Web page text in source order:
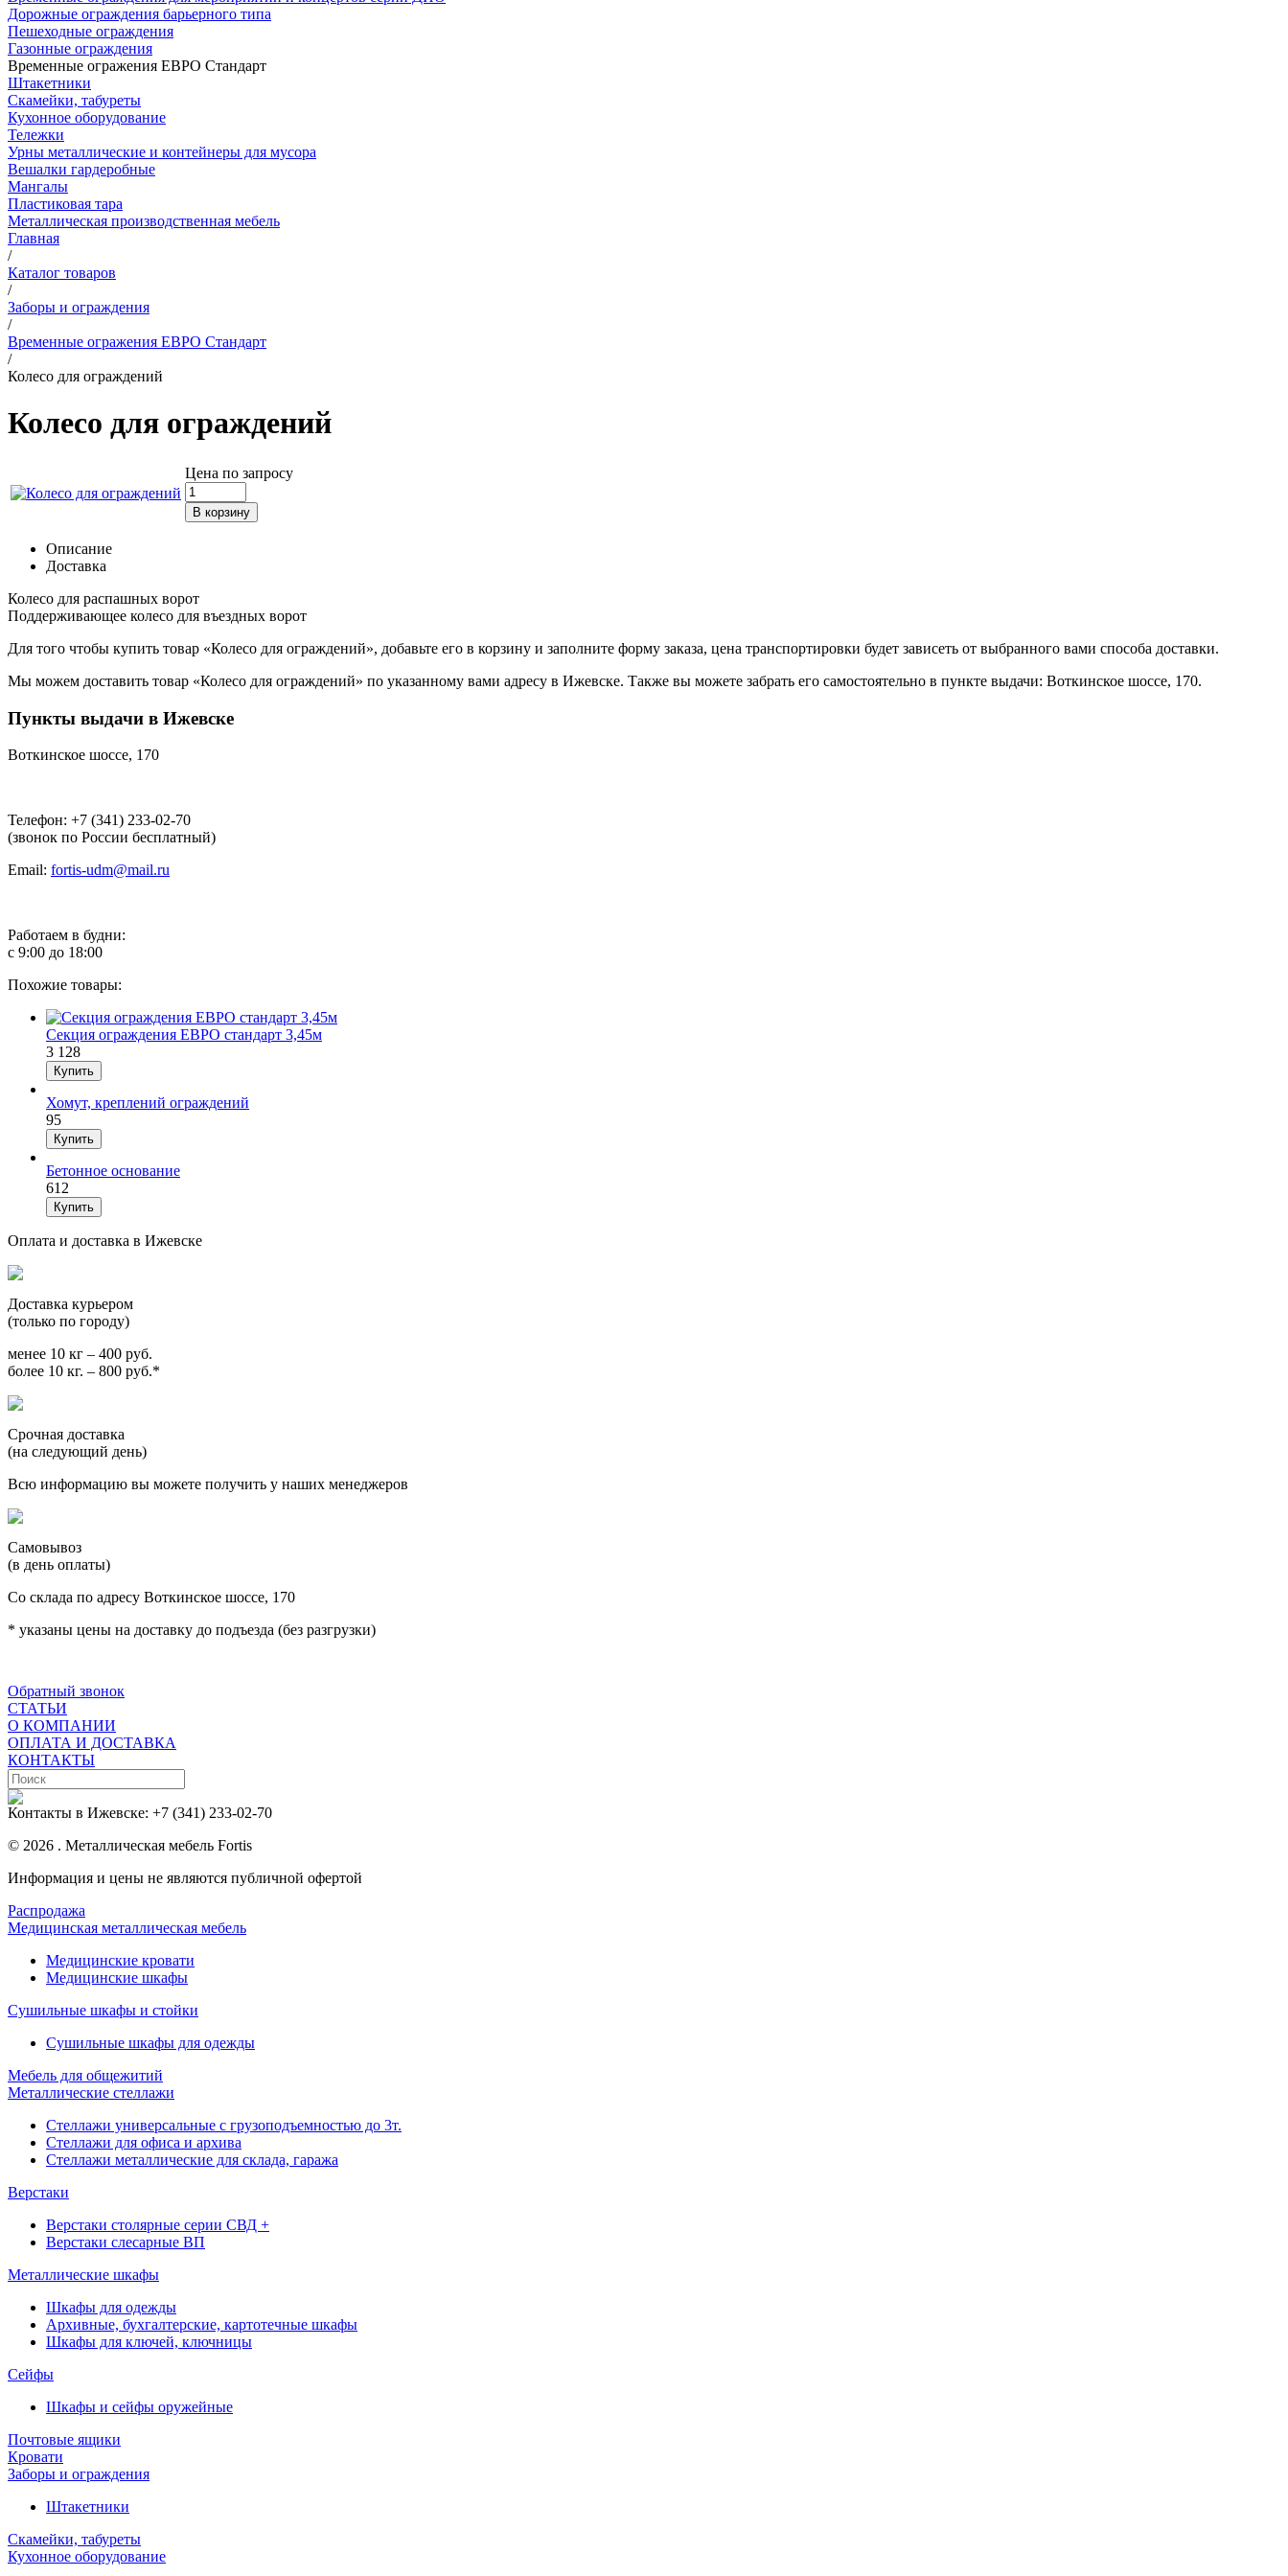
Дорожные ограждения барьерного типа
Пешеходные ограждения
Газонные ограждения
Временные огражения ЕВРО Стандарт
Штакетники
Скамейки, табуреты
Кухонное оборудование
Тележки
Урны металлические и контейнеры для мусора
Вешалки гардеробные
Мангалы
Пластиковая тара
Металлическая производственная мебель
Главная
/
Каталог товаров
/
Заборы и ограждения
/
Временные огражения ЕВРО Стандарт
/
Колесо для ограждений
Колесо для ограждений
Цена по запросу
Описание
Доставка
Колесо для распашных ворот
Поддерживающее колесо для въездных ворот
Для того чтобы купить товар «Колесо для ограждений», добавьте его в корзину и заполните форму заказа, цена транспортировки будет зависеть от выбранного вами способа доставки.
Мы можем доставить товар «Колесо для ограждений» по указанному вами адресу в Ижевске. Также вы можете забрать его самостоятельно в пункте выдачи: Воткинское шоссе, 170.
Пункты выдачи в Ижевске
Воткинское шоссе, 170
Телефон: +7 (341) 233-02-70
(звонок по России бесплатный)
Email: fortis-udm@mail.ru
Работаем в будни:
с 9:00 до 18:00
Похожие товары:
Секция ограждения ЕВРО стандарт 3,45м
3 128
Хомут, креплений ограждений
95
Бетонное основание
612
Оплата и доставка в Ижевске
Доставка курьером
(только по городу)
менее 10 кг – 400 руб.
более 10 кг. – 800 руб.*
Срочная доставка
(на следующий день)
Всю информацию вы можете получить у наших менеджеров
Самовывоз
(в день оплаты)
Со склада по адресу Воткинское шоссе, 170
* указаны цены на доставку до подъезда (без разгрузки)
Обратный звонок
СТАТЬИ
О КОМПАНИИ
ОПЛАТА И ДОСТАВКА
КОНТАКТЫ
Контакты в Ижевске: +7 (341) 233-02-70
© 2026 . Металлическая мебель Fortis
Информация и цены не являются публичной офертой
Распродажа
Медицинская металлическая мебель
Медицинские кровати
Медицинские шкафы
Сушильные шкафы и стойки
Сушильные шкафы для одежды
Мебель для общежитий
Металлические стеллажи
Стеллажи универсальные с грузоподъемностью до 3т.
Стеллажи для офиса и архива
Стеллажи металлические для склада, гаража
Верстаки
Верстаки столярные серии СВД +
Верстаки слесарные ВП
Металлические шкафы
Шкафы для одежды
Архивные, бухгалтерские, картотечные шкафы
Шкафы для ключей, ключницы
Сейфы
Шкафы и сейфы оружейные
Почтовые ящики
Кровати
Заборы и ограждения
Штакетники
Скамейки, табуреты
Кухонное оборудование